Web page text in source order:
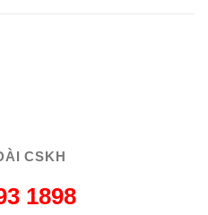
CSKH
1898